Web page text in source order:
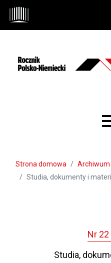
Przejdź do głównego menu
Przejdź do sekcji głównej
Przejdź do stopki
Strona domowa Archiwum
Studia, dokumenty i
Nr
Studia,